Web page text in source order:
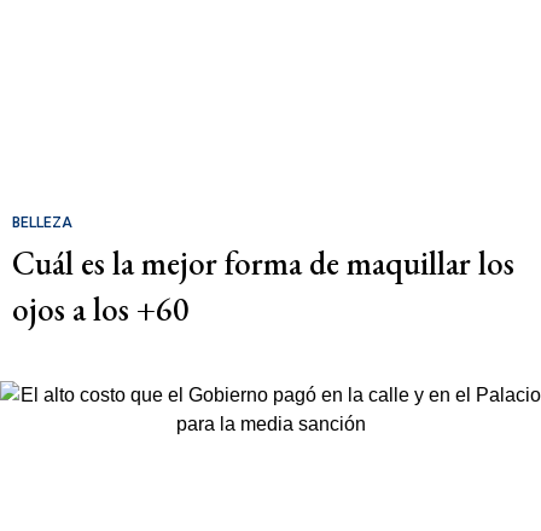
BELLEZA
Cuál es la mejor forma de maquillar los
ojos a los +60